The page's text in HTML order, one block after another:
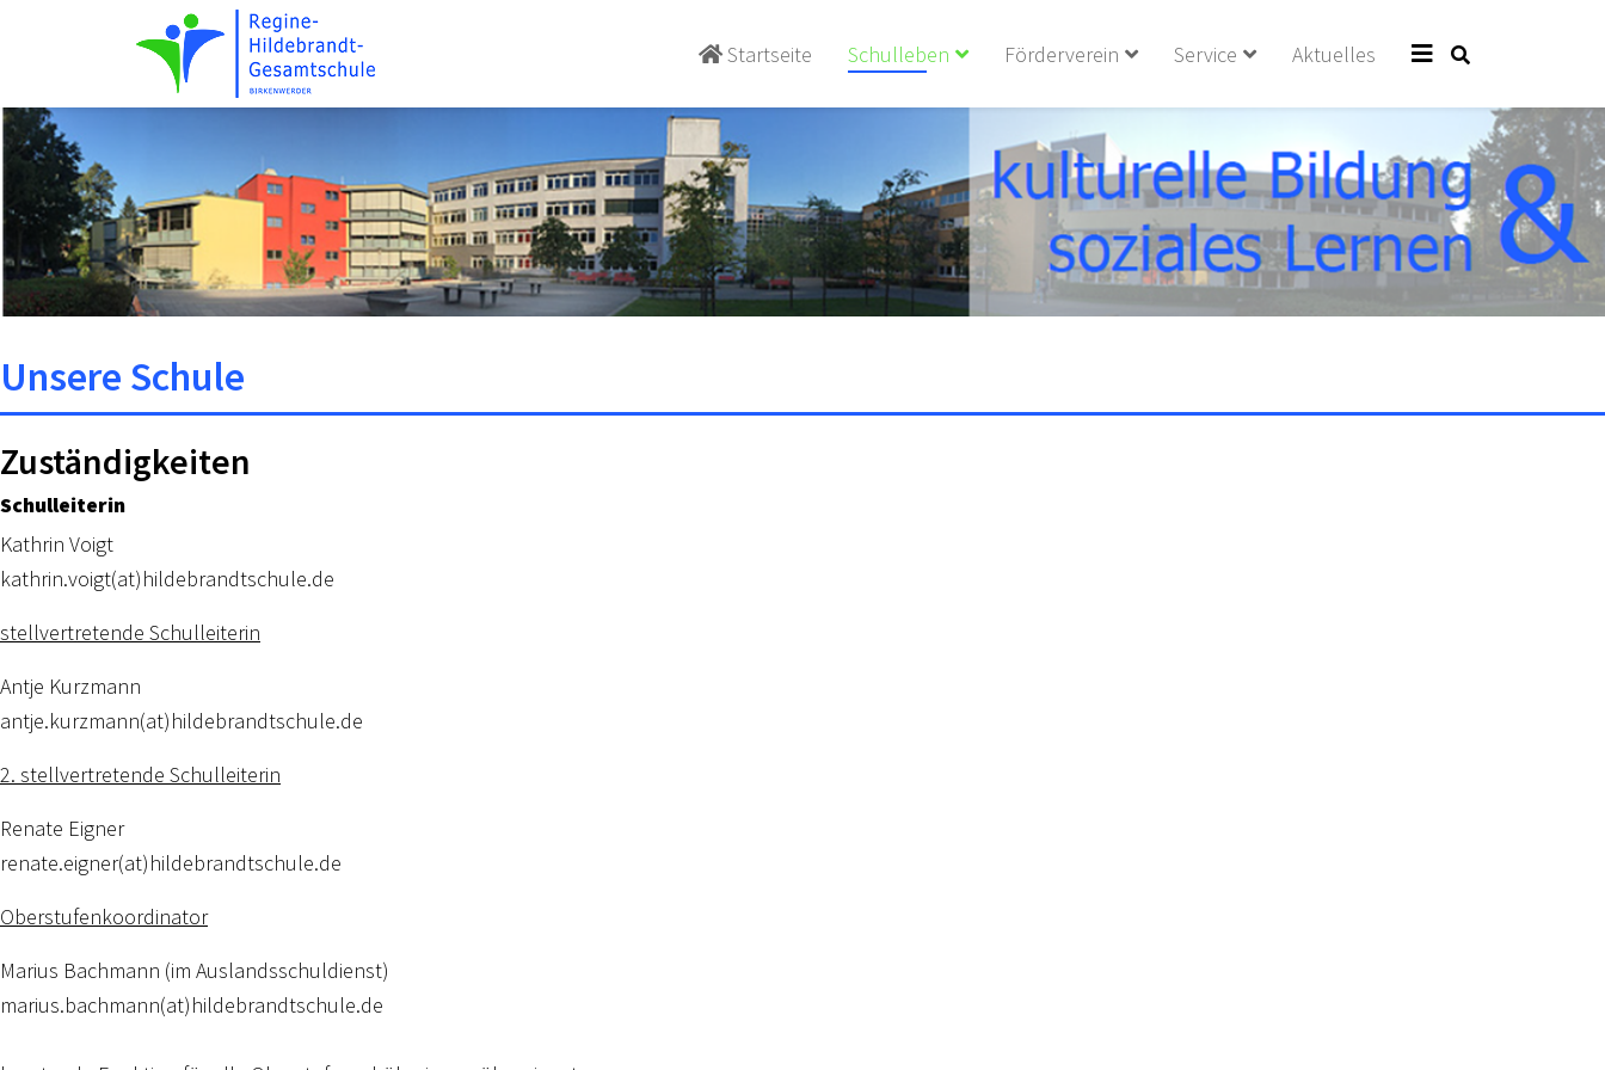
Startseite Schulleben Förderverein Service Aktuelles
Unsere Schule
Zuständigkeiten
Schulleiterin
Kathrin Voigt
kathrin.voigt(at)hildebrandtschule.de
stellvertretende Schulleiterin
Antje Kurzmann
antje.kurzmann(at)hildebrandtschule.de
2. stellvertretende Schulleiterin
Renate Eigner
renate.eigner(at)hildebrandtschule.de
Oberstufenkoordinator
Marius Bachmann (im Auslandsschuldienst)
marius.bachmann(at)hildebrandtschule.de